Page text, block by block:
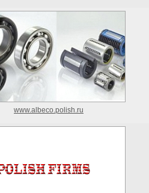
www.albeco.polish.ru